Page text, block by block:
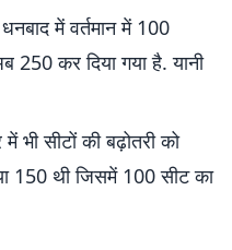
में वर्तमान में 100
250 कर दिया गया है. यानी
सीटों की बढ़ोतरी को
150 थी जिसमें 100 सीट का